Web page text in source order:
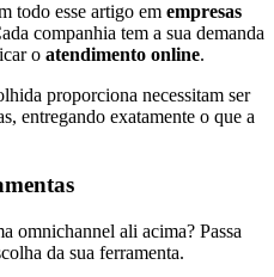
todo esse artigo em empresas
companhia tem a sua demanda
o atendimento online.
proporciona necessitam ser
entregando exatamente o que a
omnichannel ali acima? Passa
da sua ferramenta.